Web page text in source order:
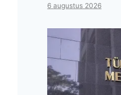
6 augustus 2026